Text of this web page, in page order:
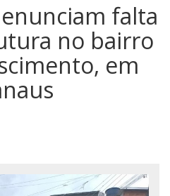
falta
no bairro
em